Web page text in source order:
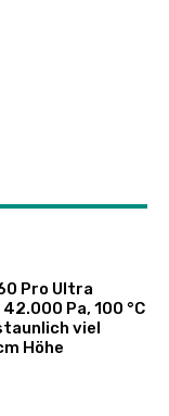
Pro Ultra
Pa, 100 °C
viel
Höhe